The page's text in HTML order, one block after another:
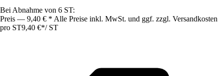
Bei Abnahme von 6 ST:
Preis — 9,40 € * Alle Preise inkl. MwSt. und ggf. zzgl. Versandkosten
pro ST9,40 €*/ ST